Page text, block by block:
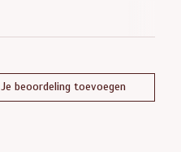
Je beoordeling toevoegen